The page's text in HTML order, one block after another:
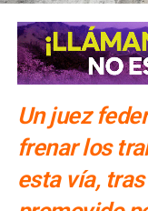
Un juez
frenar los
esta vía,